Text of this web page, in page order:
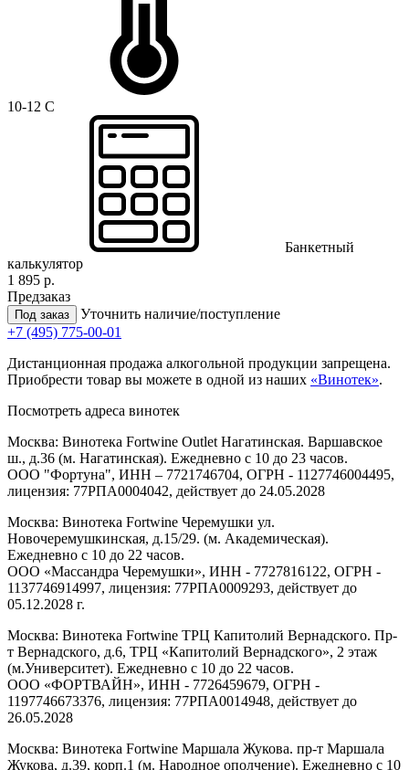
10-12 C
Банкетный
калькулятор
1 895 р.
Предзаказ
Под заказ
Уточнить наличие/поступление
+7 (495) 775-00-01
Дистанционная продажа алкогольной продукции запрещена.
Приобрести товар вы можете в одной из наших «Винотек».
Посмотреть адреса винотек
Москва: Винотека Fortwine Outlet Нагатинская. Варшавское
ш., д.36 (м. Нагатинская). Ежедневно с 10 до 23 часов.
ООО "Фортуна", ИНН – 7721746704, ОГРН - 1127746004495,
лицензия: 77РПА0004042, действует до 24.05.2028
Москва: Винотека Fortwine Черемушки ул.
Новочеремушкинская, д.15/29. (м. Академическая).
Ежедневно с 10 до 22 часов.
ООО «Массандра Черемушки», ИНН - 7727816122, ОГРН -
1137746914997, лицензия: 77РПА0009293, действует до
05.12.2028 г.
Москва: Винотека Fortwine ТРЦ Капитолий Вернадского. Пр-
т Вернадского, д.6, ТРЦ «Капитолий Вернадского», 2 этаж
(м.Университет). Ежедневно с 10 до 22 часов.
ООО «ФОРТВАЙН», ИНН - 7726459679, ОГРН -
1197746673376, лицензия: 77РПА0014948, действует до
26.05.2028
Москва: Винотека Fortwine Маршала Жукова. пр-т Маршала
Жукова, д.39, корп.1 (м. Народное ополчение). Ежедневно с 10